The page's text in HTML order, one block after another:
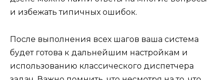
и избежать типичных ошибок.
После выполнения всех шагов ваша система
будет готова к дальнейшим настройкам и
использованию классического диспетчера